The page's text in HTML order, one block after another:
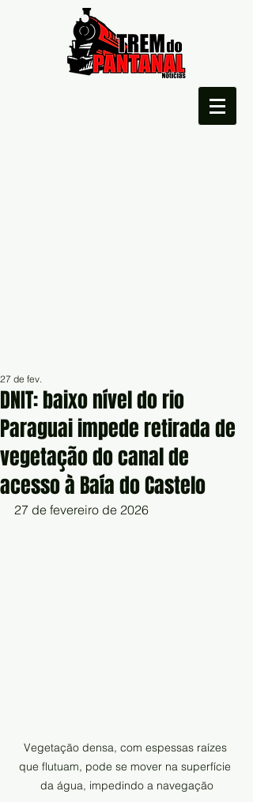
DNIT: baixo nível do rio
Paraguai impede retirada de
vegetação do canal de
acesso à Baía do Castelo
27 de fev.
27 de fevereiro de 2026
Vegetação densa, com espessas raízes
que flutuam, pode se mover na superfície
da água, impedindo a navegação